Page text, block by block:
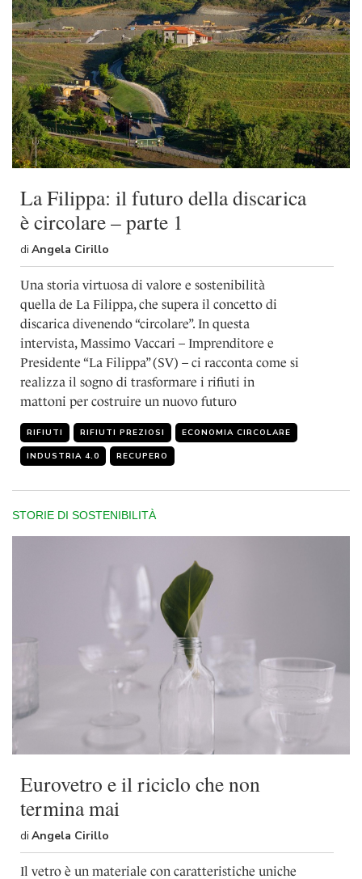
La Filippa: il futuro della discarica
è circolare – parte 1
di Angela Cirillo
Una storia virtuosa di valore e sostenibilità
quella de La Filippa, che supera il concetto di
discarica divenendo “circolare”. In questa
intervista, Massimo Vaccari – Imprenditore e
Presidente “La Filippa” (SV) – ci racconta come si
realizza il sogno di trasformare i rifiuti in
mattoni per costruire un nuovo futuro
RIFIUTI RIFIUTI PREZIOSI ECONOMIA CIRCOLARE
INDUSTRIA 4.0 RECUPERO
STORIE DI SOSTENIBILITÀ
Eurovetro e il riciclo che non
termina mai
di Angela Cirillo
Il vetro è un materiale con caratteristiche uniche